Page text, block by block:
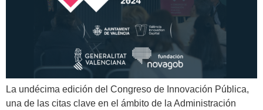
La undécima edición del Congreso de Innovación Pública,
una de las citas clave en el ámbito de la Administración